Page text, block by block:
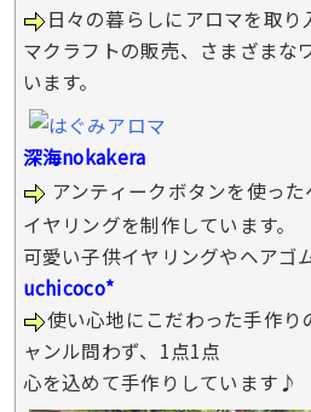
日々の暮らしにアロマを取
マクラフトの販売、さまざまな
います。
深海nokakera
アンティークボタンを使った
イヤリングを制作しています。
可愛い子供イヤリングやヘアゴ
uchicoco*
使い心地にこだわった手作
ャンル問わず、1点1点
心を込めて手作りしています♪